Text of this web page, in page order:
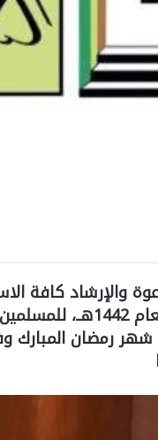
والإرشاد كافة
الحرمين الشريفين لتفطير
رمضان المبارك